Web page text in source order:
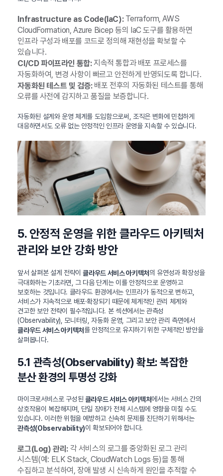
Infrastructure as Code(IaC):Terraform, AWS
CloudFormation, Azure Bicep 등의 IaC 도구를 활용하면
인프라 구성과 배포를 코드로 정의해 재현성을 확보할 수
있습니다.
CI/CD 파이프라인 통합:지속적 통합과 배포 프로세스를
자동화하여, 변경 사항이 빠르고 안전하게 반영되도록 합니다.
자동화된 테스트 및 검증:배포 전후의 자동화된 테스트를 통해
오류를 사전에 감지하고 품질을 보증합니다.
자동화된 설계와 운영 체계를 도입함으로써, 조직은 변화에 민첩하게
대응하면서도 오류 없는 안정적인 인프라 운영을 지속할 수 있습니다.
5. 안정적 운영을 위한 클라우드 아키텍처
관리와 보안 강화 방안
앞서 살펴본 설계 전략이클라우드 서비스 아키텍처의 유연성과 확장성을
극대화하는 기초라면, 그 다음 단계는 이를 안정적으로 운영하고
보호하는 것입니다. 클라우드 환경에서는 인프라가 동적으로 변하고,
서비스가 지속적으로 배포·확장되기 때문에 체계적인 관리 체계와
견고한 보안 전략이 필수적입니다. 본 섹션에서는 관측성
(Observability), 모니터링, 자동화 운영, 그리고 보안 관리 측면에서
클라우드 서비스 아키텍처를 안정적으로 유지하기 위한 구체적인 방안을
살펴봅니다.
5.1 관측성(Observability) 확보: 복잡한
분산 환경의 투명성 강화
마이크로서비스로 구성된 클라우드 서비스 아키텍처에서는 서비스 간의
상호작용이 복잡해지며, 단일 장애가 전체 시스템에 영향을 미칠 수도
있습니다. 이러한 위험을 예방하고 신속히 문제를 진단하기 위해서는
관측성(Observability)이 확보되어야 합니다.
로그(Log) 관리:각 서비스의 로그를 중앙화된 로그 관리
시스템(예: ELK Stack, CloudWatch Logs 등)을 통해
수집하고 분석하여, 장애 발생 시 신속하게 원인을 추적할 수